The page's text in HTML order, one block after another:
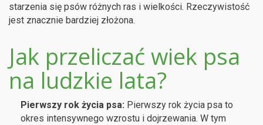
starzenia się psów różnych ras i wielkości. Rzeczywistość
jest znacznie bardziej złożona.
Jak przeliczać wiek psa
na ludzkie lata?
Pierwszy rok życia psa: Pierwszy rok życia psa to
okres intensywnego wzrostu i dojrzewania. W tym